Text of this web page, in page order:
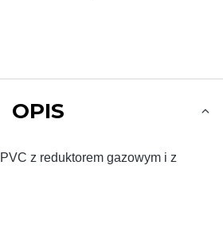
OPIS
z reduktorem gazowym i z